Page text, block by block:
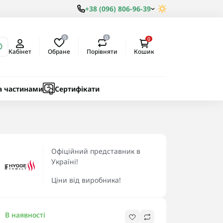
+38 (096) 806-96-39
Кабінет
0
Обране
0
Порівняти
0
Кошик
частинами Сертифікати
Офіційний представник в
Україні!
Ціни від виробника!
В наявності